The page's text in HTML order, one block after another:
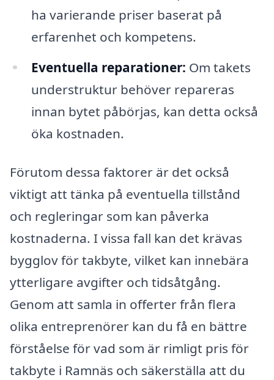
ha varierande priser baserat på
erfarenhet och kompetens.
Eventuella reparationer: Om takets
understruktur behöver repareras
innan bytet påbörjas, kan detta också
öka kostnaden.
Förutom dessa faktorer är det också
viktigt att tänka på eventuella tillstånd
och regleringar som kan påverka
kostnaderna. I vissa fall kan det krävas
bygglov för takbyte, vilket kan innebära
ytterligare avgifter och tidsåtgång.
Genom att samla in offerter från flera
olika entreprenörer kan du få en bättre
förståelse för vad som är rimligt pris för
takbyte i Ramnäs och säkerställa att du